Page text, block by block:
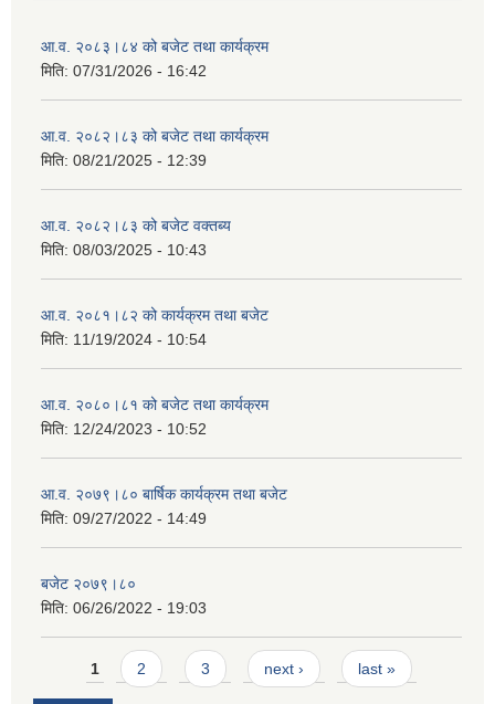
आ.व. २०८३।८४ को बजेट तथा कार्यक्रम
मिति: 07/31/2026 - 16:42
आ.व. २०८२।८३ को बजेट तथा कार्यक्रम
मिति: 08/21/2025 - 12:39
आ.व. २०८२।८३ को बजेट वक्तब्य
मिति: 08/03/2025 - 10:43
आ.व. २०८१।८२ को कार्यक्रम तथा बजेट
मिति: 11/19/2024 - 10:54
आ.व. २०८०।८१ को बजेट तथा कार्यक्रम
मिति: 12/24/2023 - 10:52
आ.व. २०७९।८० बार्षिक कार्यक्रम तथा बजेट
मिति: 09/27/2022 - 14:49
बजेट २०७९।८०
मिति: 06/26/2022 - 19:03
Pages
1 2 3 next › last »